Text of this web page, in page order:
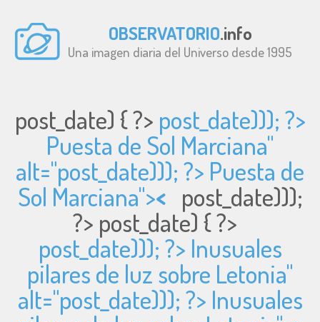
OBSERVATORIO.info
Una imagen diaria del Universo desde 1995
post_date) { ?> post_date))); ?>
Puesta de Sol Marciana"
alt="post_date))); ?> Puesta de
Sol Marciana">< post_date)));
?> post_date) { ?>
post_date))); ?> Inusuales
pilares de luz sobre Letonia"
alt="post_date))); ?> Inusuales